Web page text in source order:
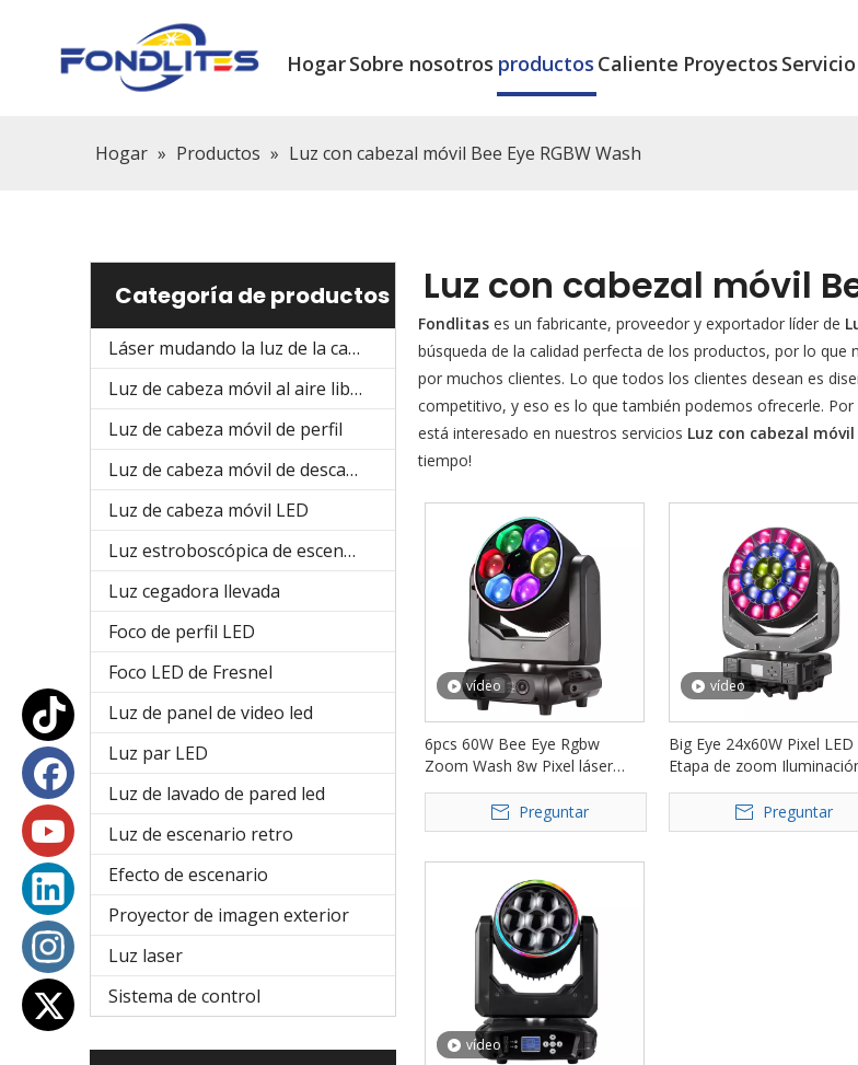
HogarSobre nosotros productos Caliente Proyectos Servicio
Hogar » Productos » Luz con cabezal móvil Bee Eye RGBW Wash
Categoría de productos
Láser mudando la luz de la cabeza
Luz de cabeza móvil al aire libre
Luz de cabeza móvil de perfil
Luz de cabeza móvil de descarga
Luz de cabeza móvil LED
Luz estroboscópica de escenario
Luz cegadora llevada
Foco de perfil LED
Foco LED de Fresnel
Luz de panel de video led
Luz par LED
Luz de lavado de pared led
Luz de escenario retro
Efecto de escenario
Proyector de imagen exterior
Luz laser
Sistema de control
Luz con cabezal móvil
Fondlitas es un fabricante, proveedor y exportador líder de
búsqueda de la calidad perfecta de los productos, por lo que
por muchos clientes. Lo que todos los clientes desean es
competitivo, y eso es lo que también podemos ofrecerle.
está interesado en nuestros servicios Luz con cabezal móvil
tiempo!
vídeo
6pcs 60W Bee Eye Rgbw
Zoom Wash 8w Pixel láser
Preguntar
vídeo
Big Eye 24x60W Pixel LED
Etapa de zoom
LM2460B
Preguntar
vídeo